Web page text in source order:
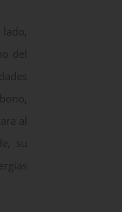
del
al
su